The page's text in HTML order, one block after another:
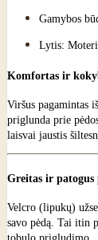
Gamybos
Lytis:
Komfortas ir
Viršus pagamintas
priglunda prie
laisvai jaustis
Greitas ir
Velcro (lipukų)
savo pėdą. Tai itin